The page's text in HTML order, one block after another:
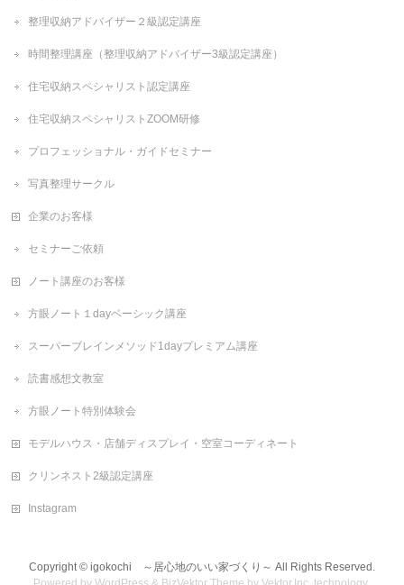
整理収納アドバイザー２級認定講座
時間整理講座（整理収納アドバイザー3級認定講座）
住宅収納スペシャリスト認定講座
住宅収納スペシャリストZOOM研修
プロフェッショナル・ガイドセミナー
写真整理サークル
企業のお客様
セミナーご依頼
ノート講座のお客様
方眼ノート１dayベーシック講座
スーパーブレインメソッド1dayプレミアム講座
読書感想文教室
方眼ノート特別体験会
モデルハウス・店舗ディスプレイ・空室コーディネート
クリンネスト2級認定講座
Instagram
Copyright © igokochi ～居心地のいい家づくり～ All Rights Reserved.